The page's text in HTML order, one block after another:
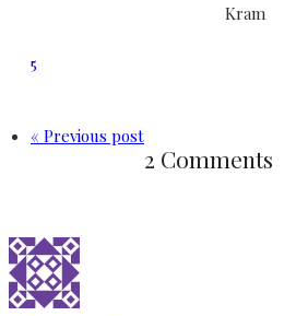
Kram
5
« Previous post
2 Comments